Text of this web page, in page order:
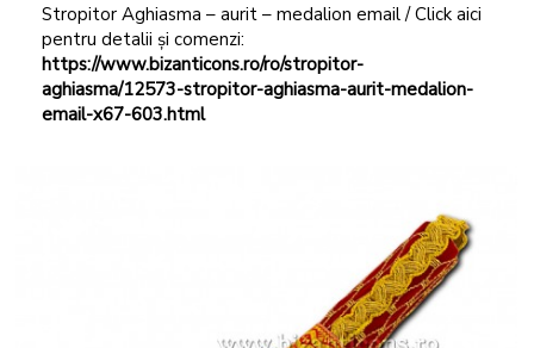
Stropitor Aghiasma – aurit – medalion email / Click aici
pentru detalii și comenzi:
https://www.bizanticons.ro/ro/stropitor-
aghiasma/12573-stropitor-aghiasma-aurit-medalion-
email-x67-603.html